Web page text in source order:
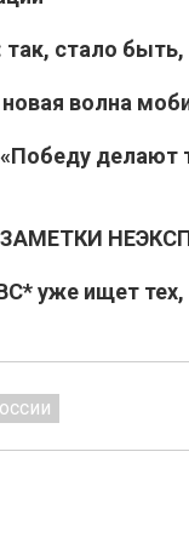
так, стало
волна
ЗАМЕТКИ
уже ищет